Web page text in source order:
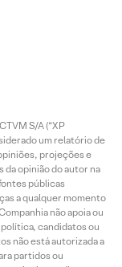
S/A (“XP
um relatório de
projeções e
opinião do autor na
públicas
a qualquer momento
não apoia ou
candidatos ou
não está autorizada a
partidos ou